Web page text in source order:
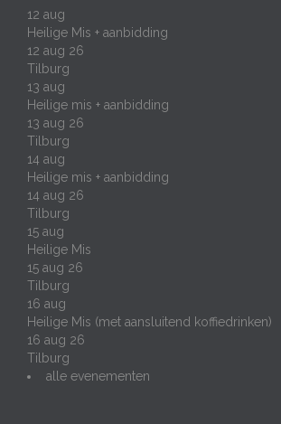
12 aug
Heilige Mis + aanbidding
12 aug 26
Tilburg
13 aug
Heilige mis + aanbidding
13 aug 26
Tilburg
14 aug
Heilige mis + aanbidding
14 aug 26
Tilburg
15 aug
Heilige Mis
15 aug 26
Tilburg
16 aug
Heilige Mis (met aansluitend koffiedrinken)
16 aug 26
Tilburg
alle evenementen